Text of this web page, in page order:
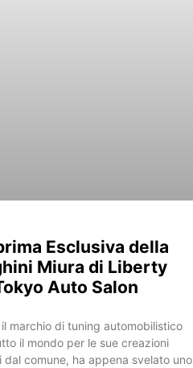
Esclusiva della
Miura di Liberty
Auto Salon
marchio di tuning automobilistico
il mondo per le sue creazioni
dal comune, ha appena svelato uno